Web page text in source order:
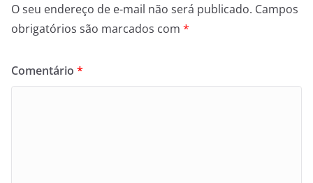
O seu endereço de e-mail não será publicado. Campos
obrigatórios são marcados com *
Comentário *